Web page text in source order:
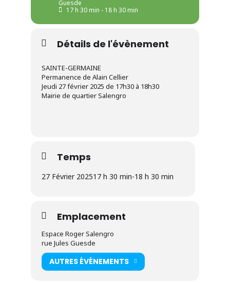
Guesde
17 h 30 min - 18 h 30 min
Détails de l'évènement
SAINTE-GERMAINE
Permanence de Alain Cellier
Jeudi 27 février 2025 de 17h30 à 18h30
Mairie de quartier Salengro
Temps
27 Février 202517 h 30 min-18 h 30 min
Emplacement
Espace Roger Salengro
rue Jules Guesde
AUTRES ÉVÉNEMENTS